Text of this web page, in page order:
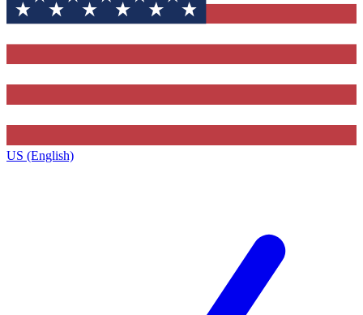
US (English)